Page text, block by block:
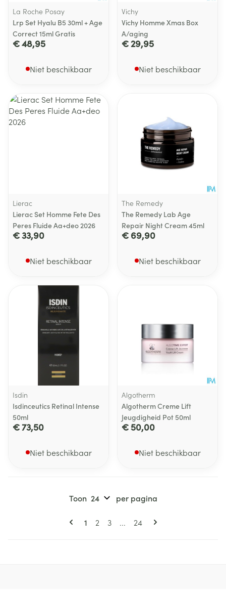
La Roche Posay
Lrp Set Hyalu B5 30ml + Age
Correct 15ml Gratis
€ 48,95
Niet beschikbaar
Vichy
Vichy Homme Xmas Box
A/aging
€ 29,95
Niet beschikbaar
Lierac
Lierac Set Homme Fete Des
Peres Fluide Aa+deo 2026
€ 33,90
Niet beschikbaar
The Remedy
The Remedy Lab Age
Repair Night Cream 45ml
€ 69,90
Niet beschikbaar
Isdin
Isdinceutics Retinal Intense
50ml
€ 73,50
Niet beschikbaar
Algotherm
Algotherm Creme Lift
Jeugdigheid Pot 50ml
€ 50,00
Niet beschikbaar
Pagina's
U lees momenteel pagina
1 Pagina
2 Pagina
3 ... Pagina
24
Toon per pagina